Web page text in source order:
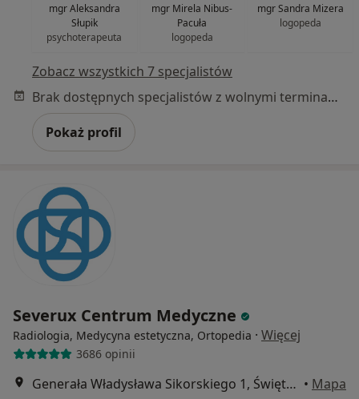
mgr Aleksandra
Słupik
psychoterapeuta
mgr Mirela Nibus-
Pacuła
logopeda
mgr Sandra Mizera
logopeda
Zobacz wszystkich 7 specjalistów
Brak dostępnych specjalistów z wolnymi terminami w tym centrum medycznym.
Pokaż profil
Severux Centrum Medyczne
Radiologia, Medycyna estetyczna, Ortopedia · Więcej
3686 opinii
Generała Władysława Sikorskiego 1, Świętochłowice • Mapa